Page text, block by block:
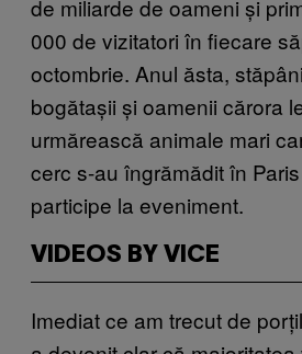
de miliarde de oameni și
000 de vizitatori în fiecare
octombrie. Anul ăsta,
bogătașii și oamenii cărora
urmărească animale mari
cerc s-au îngrămădit în
participe la eveniment.
VIDEOS BY VICE
Imediat ce am trecut de